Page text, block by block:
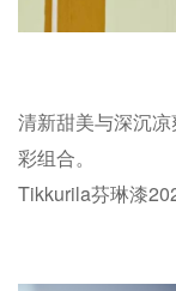
清新甜美与深沉
彩组合。
Tikkurila芬琳漆